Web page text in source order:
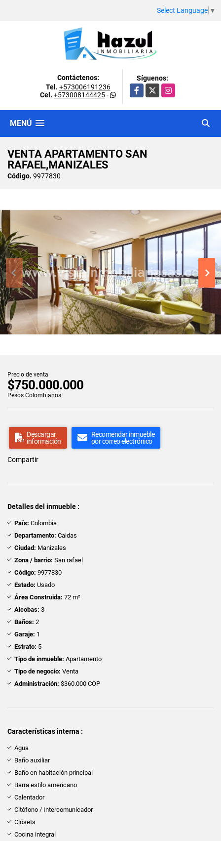
Select Language ▼
Contáctenos:
Tel. +573006191236
Cel. +573008144425-
Síguenos:
Facebook
X Instagram
MENÚ
VENTA APARTAMENTO SAN
RAFAEL,MANIZALES
Código. 9977830
Precio de venta
$750.000.000
Pesos Colombianos
Descargar
información
Recomendar inmueble
por correo electrónico
Compartir
Detalles del inmueble :
País: Colombia
Departamento: Caldas
Ciudad: Manizales
Zona / barrio: San rafael
Código: 9977830
Estado: Usado
Área Construida: 72 m²
Alcobas: 3
Baños: 2
Garaje: 1
Estrato: 5
Tipo de inmueble: Apartamento
Tipo de negocio: Venta
Administración: $360.000 COP
Características interna :
Agua
Baño auxiliar
Baño en habitación principal
Barra estilo americano
Calentador
Citófono / Intercomunicador
Clósets
Cocina integral